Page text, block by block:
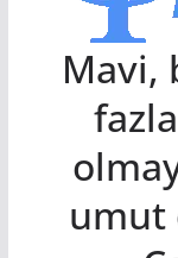
Mavi,
umut